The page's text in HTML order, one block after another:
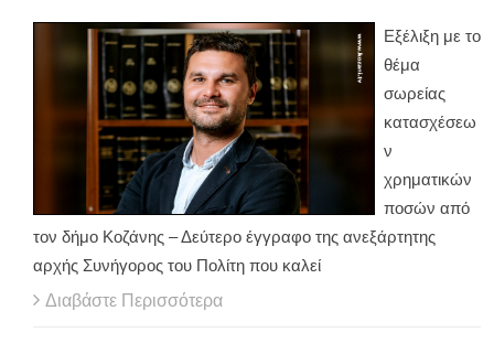
Εξέλιξη με το
θέμα
σωρείας
κατασχέσεω
ν
χρηματικών
ποσών από
τον δήμο Κοζάνης – Δεύτερο έγγραφο της ανεξάρτητης
αρχής Συνήγορος του Πολίτη που καλεί
Διαβάστε Περισσότερα